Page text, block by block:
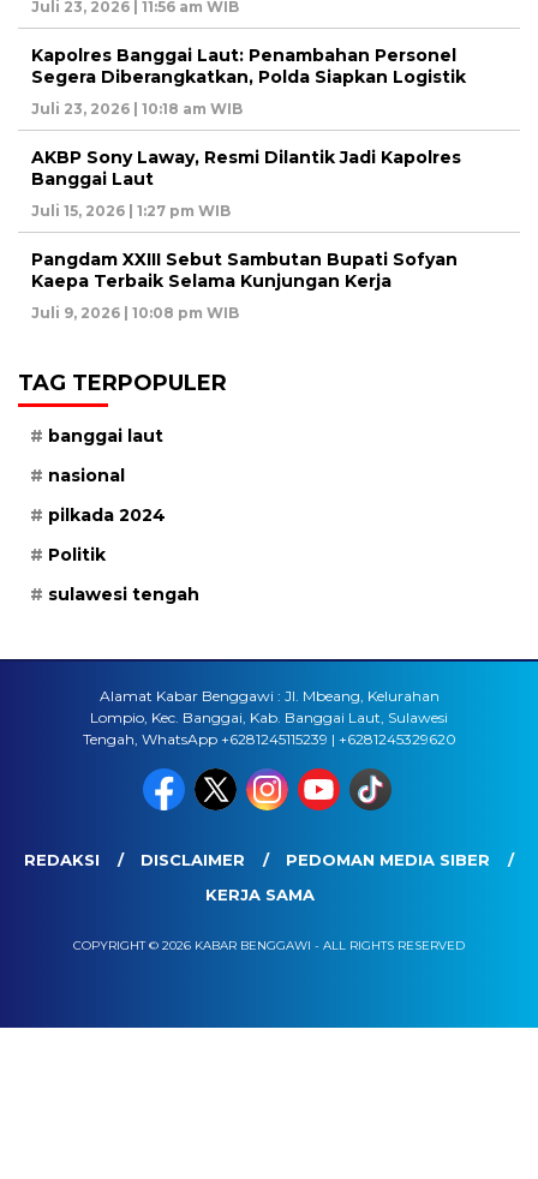
Juli 23, 2026 | 11:56 am WIB
Kapolres Banggai Laut: Penambahan Personel
Segera Diberangkatkan, Polda Siapkan Logistik
Juli 23, 2026 | 10:18 am WIB
AKBP Sony Laway, Resmi Dilantik Jadi Kapolres
Banggai Laut
Juli 15, 2026 | 1:27 pm WIB
Pangdam XXIII Sebut Sambutan Bupati Sofyan
Kaepa Terbaik Selama Kunjungan Kerja
Juli 9, 2026 | 10:08 pm WIB
TAG TERPOPULER
banggai laut
nasional
pilkada 2024
Politik
sulawesi tengah
Alamat Kabar Benggawi : Jl. Mbeang, Kelurahan
Lompio, Kec. Banggai, Kab. Banggai Laut, Sulawesi
Tengah, WhatsApp +6281245115239 | +6281245329620
REDAKSI DISCLAIMER
PEDOMAN MEDIA SIBER
KERJA SAMA
COPYRIGHT © 2026 KABAR BENGGAWI - ALL RIGHTS RESERVED